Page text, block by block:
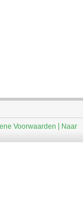
Voorwaarden
Naar